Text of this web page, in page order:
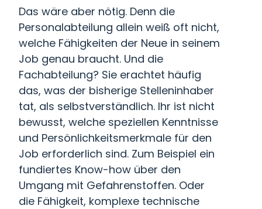
Das wäre aber nötig. Denn die
Personalabteilung allein weiß oft nicht,
welche Fähigkeiten der Neue in seinem
Job genau braucht. Und die
Fachabteilung? Sie erachtet häufig
das, was der bisherige Stelleninhaber
tat, als selbstverständlich. Ihr ist nicht
bewusst, welche speziellen Kenntnisse
und Persönlichkeitsmerkmale für den
Job erforderlich sind. Zum Beispiel ein
fundiertes Know-how über den
Umgang mit Gefahrenstoffen. Oder
die Fähigkeit, komplexe technische